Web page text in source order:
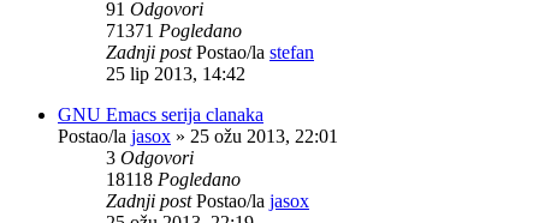
91 Odgovori
71371 Pogledano
Zadnji postPostao/la stefan
25 lip 2013, 14:42
GNU Emacs serija clanaka
Postao/la jasox » 25 ožu 2013, 22:01
3 Odgovori
18118 Pogledano
Zadnji postPostao/la jasox